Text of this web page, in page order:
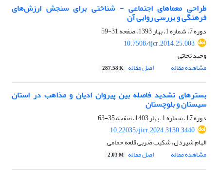
طراحی معماهای اجتماعی - شناختی برای سنجش ارزش‌های
فرهنگی و بررسی روایی آن
دوره 7، شماره 1، بهار 1393، صفحه
31-59
10.7508/ijcr.2014.25.003
وحید نجاتی
مشاهده مقاله
اصل مقاله 287.58 K
بسترهای تشدید فاصله بین پیروان ادیان و مذاهب در استان
سیستان و بلوچستان
دوره 17، شماره 1، بهار 1403، صفحه
35-63
10.22035/jicr.2024.3130.3440
الهام شیردل، شکیب ضربی قلعه حمامی
مشاهده مقاله
اصل مقاله 2.03 M